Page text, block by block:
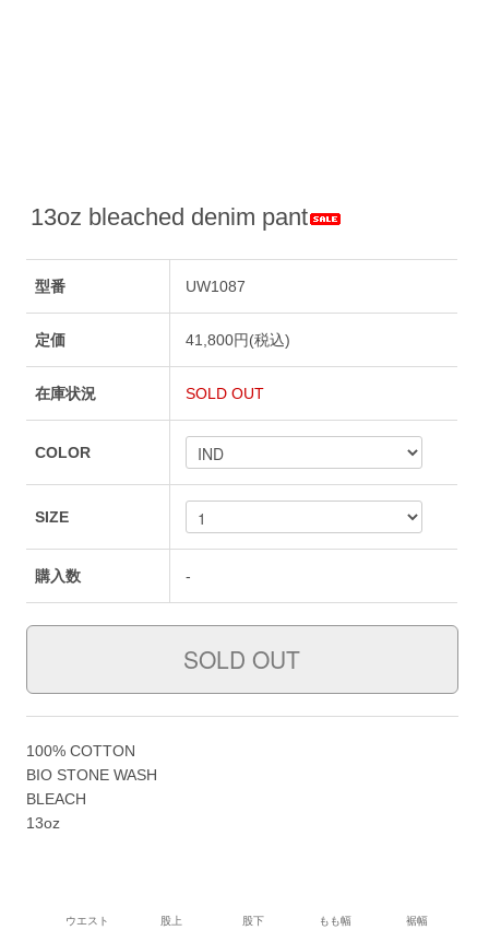
13oz bleached denim pant
型番 UW1087
定価 41,800円(税込)
在庫状況 SOLD OUT
COLOR
SIZE
購入数 -
100% COTTON
BIO STONE WASH
BLEACH
13oz
ウエスト 股上 股下 もも幅 裾幅